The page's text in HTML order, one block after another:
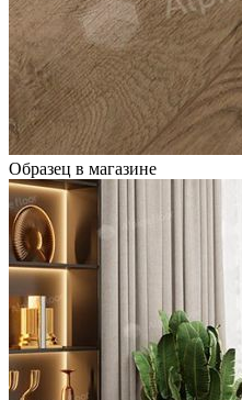
Образец в магазине